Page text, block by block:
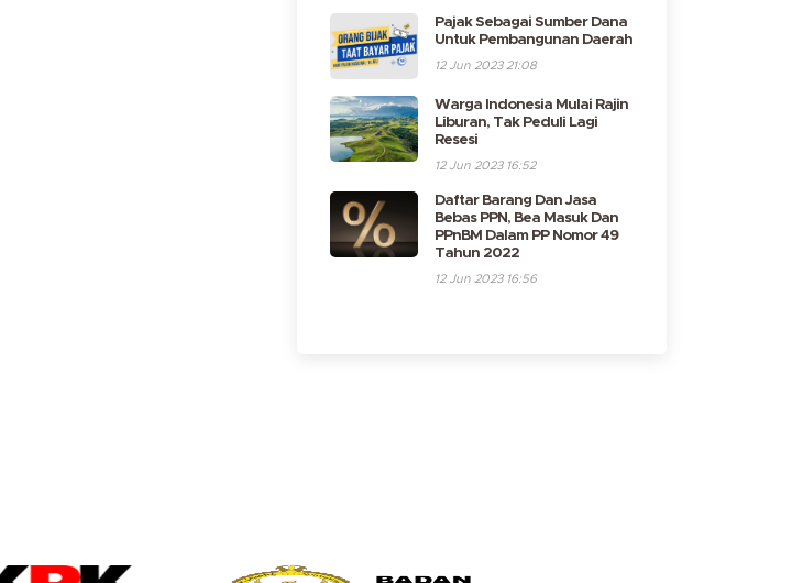
Pajak Sebagai Sumber Dana
Untuk Pembangunan Daerah
12 Jun 2023 21:08
Warga Indonesia Mulai Rajin
Liburan, Tak Peduli Lagi
Resesi
12 Jun 2023 16:52
Daftar Barang Dan Jasa
Bebas PPN, Bea Masuk Dan
PPnBM Dalam PP Nomor 49
Tahun 2022
12 Jun 2023 16:56